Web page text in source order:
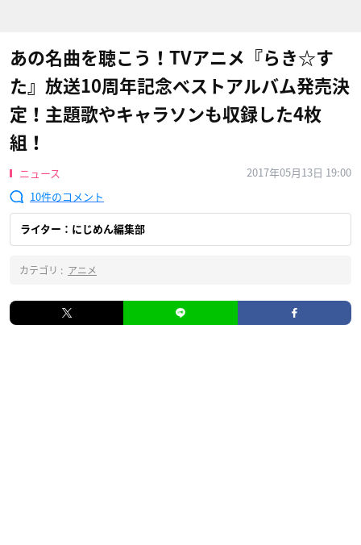
あの名曲を聴こう！TVアニメ『らき☆す
た』放送10周年記念ベストアルバム発売決
定！主題歌やキャラソンも収録した4枚
組！
ニュース
2017年05月13日 19:00
10
ライター：にじめん編集部
カテゴリ : アニメ